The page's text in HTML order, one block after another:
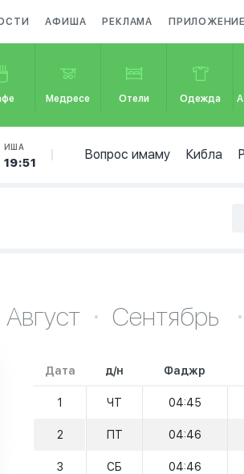
АФИША РЕКЛАМА ПРИЛОЖЕНИЕ
Медресе Отели Одежда
ИША
19:51
Вопрос имаму Кибла
Август Сентябрь
Дата д/н Фаджр
1 ЧТ 04:45
2 ПТ 04:46
3 СБ 04:46